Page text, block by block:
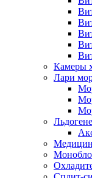
Камеры
Лари